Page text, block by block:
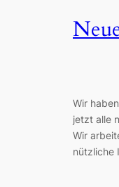
Wir
jetzt alle
Wir
nützliche